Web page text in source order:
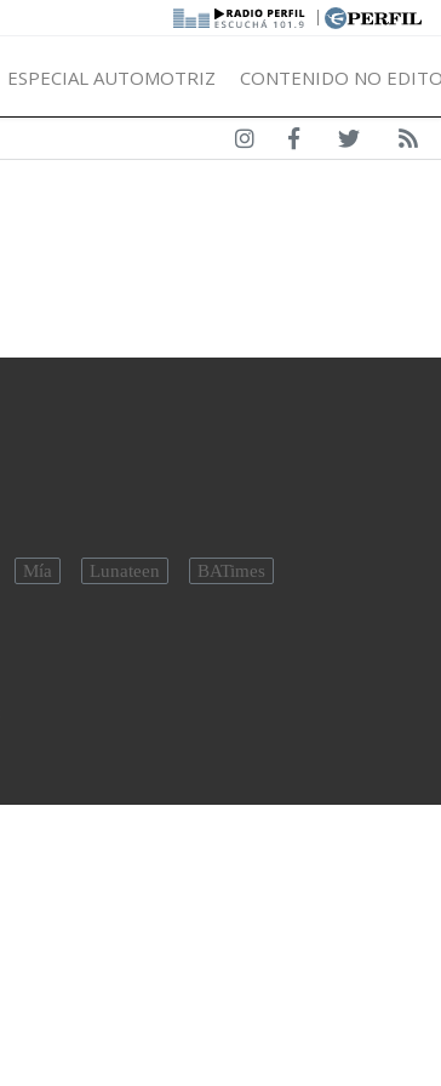
|
ESPECIAL AUTOMOTRIZ CONTENIDO NO
Mía Lunateen BATimes